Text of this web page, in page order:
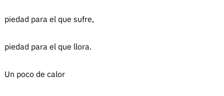
piedad para el que sufre,
piedad para el que llora.
Un poco de calor